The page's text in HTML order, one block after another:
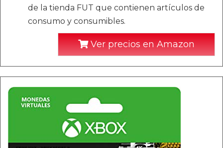
de la tienda FUT que contienen artículos de
consumo y consumibles.
Ver precios en Amazon